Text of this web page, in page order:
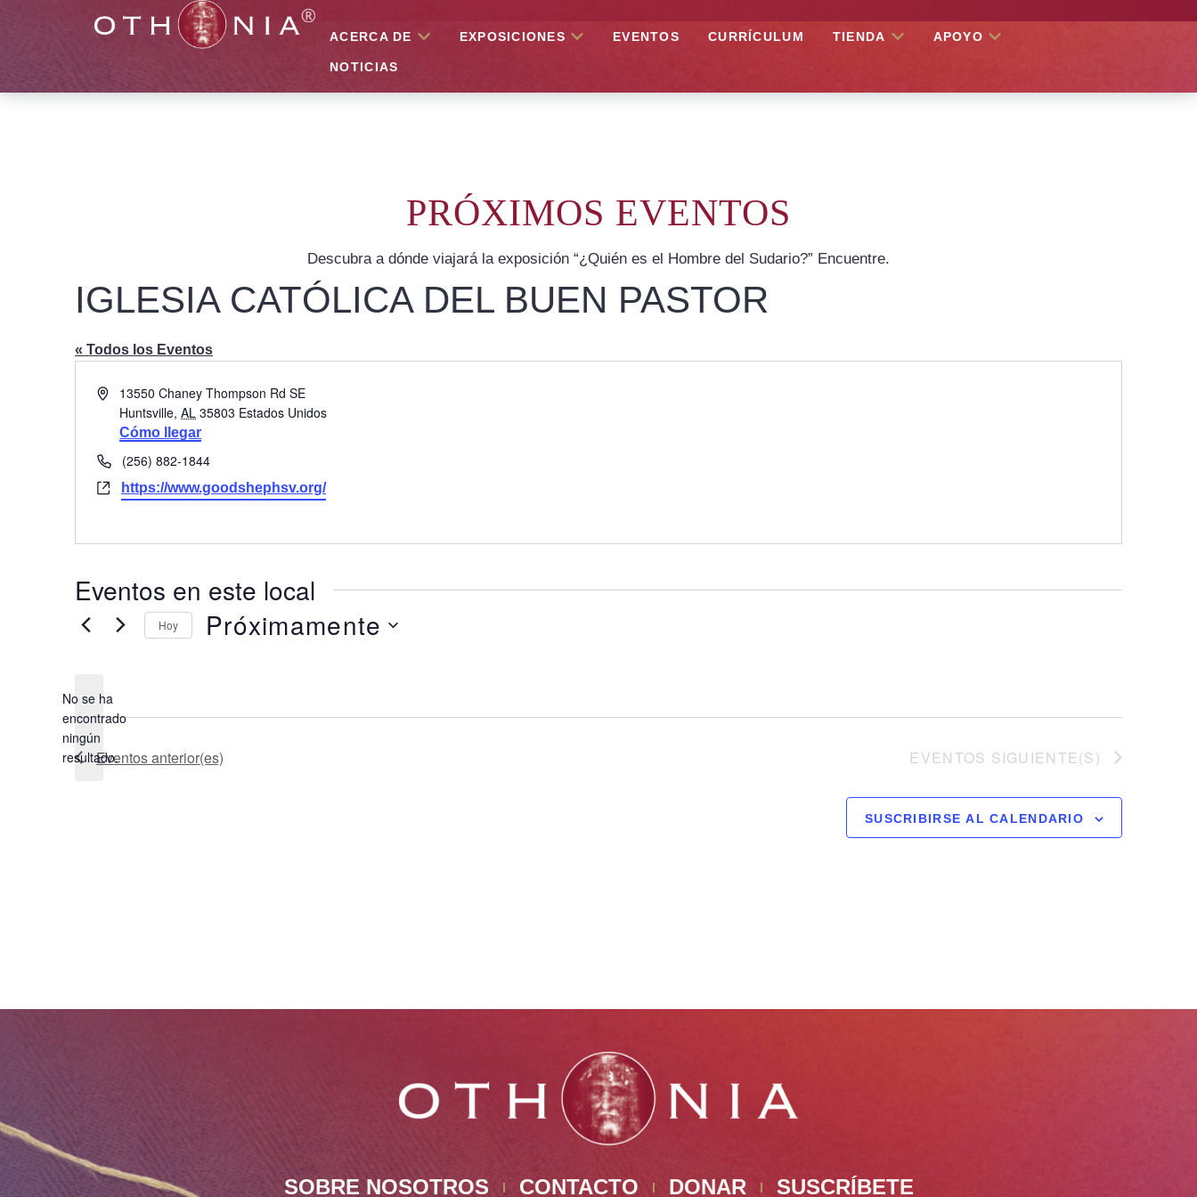
ACERCA DE EXPOSICIONES EVENTOS CURRÍCULUM TIENDA APOYO
NOTICIAS
PRÓXIMOS EVENTOS
Descubra a dónde viajará la exposición “¿Quién es el Hombre del Sudario?” Encuentre.
IGLESIA CATÓLICA DEL BUEN PASTOR
« Todos los Eventos
Dirección
13550 Chaney Thompson Rd SE
Huntsville, AL 35803 Estados Unidos
Cómo llegar
Teléfono(256) 882-1844
Páginahttps://www.goodshephsv.org/
Eventos en este local
Aviso
No se ha
encontrado
ningún
resultado.
Hoy Próximamente
Eventosanterior(es) EVENTOS SIGUIENTE(S)
SUSCRIBIRSE AL CALENDARIO
SOBRE NOSOTROS CONTACTO DONAR SUSCRÍBETE